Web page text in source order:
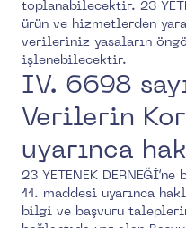
toplanabilecektir. 23
ürün ve hizmetlerden
verileriniz yasaların
işlenebilecektir.
IV. 6698
Verilerin
uyarınca
23 YETENEK
11. maddesi uyarınca
bilgi ve başvuru